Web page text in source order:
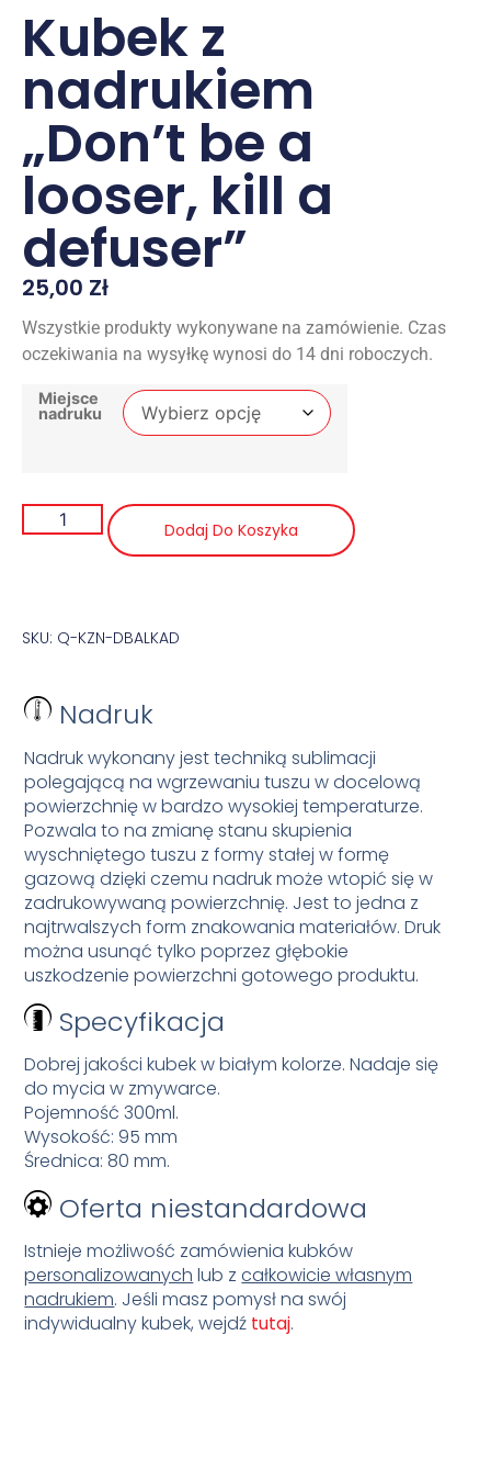
Kubek z
nadrukiem
„Don’t be a
looser, kill a
defuser”
25,00 Zł
Wszystkie produkty wykonywane na zamówienie. Czas
oczekiwania na wysyłkę wynosi do 14 dni roboczych.
Miejsce
nadruku
Dodaj Do Koszyka
SKU: Q-KZN-DBALKAD
Nadruk
Nadruk wykonany jest techniką sublimacji
polegającą na wgrzewaniu tuszu w docelową
powierzchnię w bardzo wysokiej temperaturze.
Pozwala to na zmianę stanu skupienia
wyschniętego tuszu z formy stałej w formę
gazową dzięki czemu nadruk może wtopić się w
zadrukowywaną powierzchnię. Jest to jedna z
najtrwalszych form znakowania materiałów. Druk
można usunąć tylko poprzez głębokie
uszkodzenie powierzchni gotowego produktu.
Specyfikacja
Dobrej jakości kubek w białym kolorze. Nadaje się
do mycia w zmywarce.
Pojemność 300ml.
Wysokość: 95 mm
Średnica: 80 mm.
Oferta niestandardowa
Istnieje możliwość zamówienia kubków
personalizowanych lub zcałkowicie własnym
nadrukiem. Jeśli masz pomysł na swój
indywidualny kubek, wejdź tutaj.